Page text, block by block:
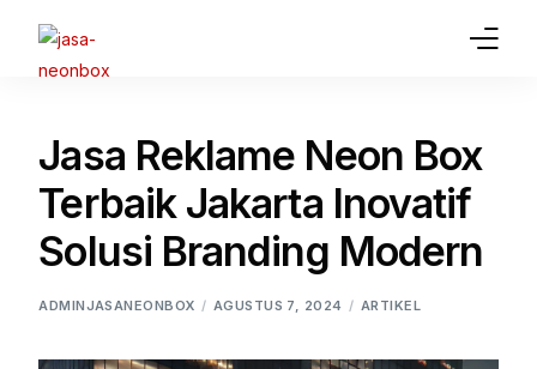
Jasa Reklame Neon Box
Terbaik Jakarta Inovatif
Solusi Branding Modern
ADMINJASANEONBOX AGUSTUS 7, 2024 ARTIKEL
Gallery